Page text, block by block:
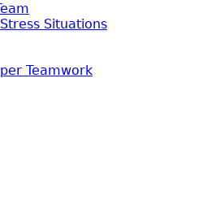
Situations
Teamwork